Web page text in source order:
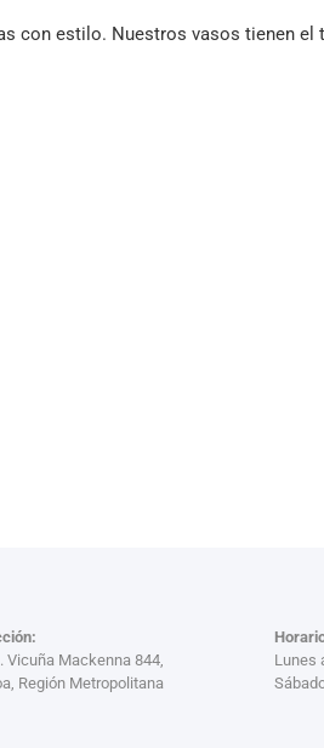
con estilo. Nuestros vasos tienen
Vicuña Mackenna 844,
Región Metropolitana
Lunes